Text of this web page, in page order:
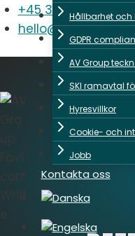
Hållbarhet och
GDPR
AV Group
SKI ramavtal
Hyresvillkor
Cookie- och
Jobb
Kontakta oss
+45 3888 9393
hello@avgroup.dk